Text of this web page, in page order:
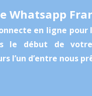
Whatsapp
en ligne pour
le début de
l’un d’entre nous